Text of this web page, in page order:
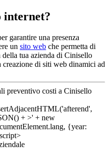
internet?
garantire una presenza
un sito web che permetta di
della tua azienda di Cinisello
creazione di siti web dinamici ad